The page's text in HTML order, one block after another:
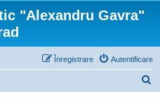
"Alexandru Gavra"
Autentificare
Înregistrare